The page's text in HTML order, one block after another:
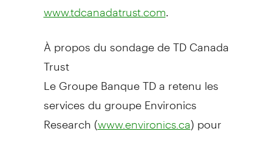
www.tdcanadatrust.com
À propos du sondage de TD Canada
Trust
Le Groupe Banque TD a retenu les
services du groupe Environics
Research (www.environics.ca) pour